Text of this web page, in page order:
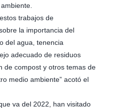
trabajos de
la importancia del
del agua, tenencia
adecuado de residuos
de compost y otros temas de
medio ambiente” acotó el
va del 2022, han visitado